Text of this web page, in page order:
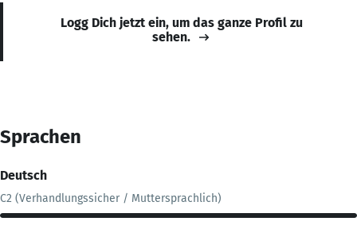
Logg Dich jetzt ein, um das ganze Profil zu
sehen.
Sprachen
Deutsch
C2 (Verhandlungssicher / Muttersprachlich)